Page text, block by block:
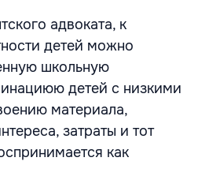
адвоката, к
детей можно
школьную
детей с низкими
материала,
затраты и тот
как